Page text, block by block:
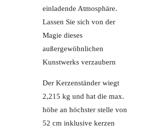
einladende Atmosphäre.
Lassen Sie sich von der
Magie dieses
außergewöhnlichen
Kunstwerks verzaubern
Der Kerzenständer wiegt
2,215 kg und hat die max.
höhe an höchster stelle von
52 cm inklusive kerzen